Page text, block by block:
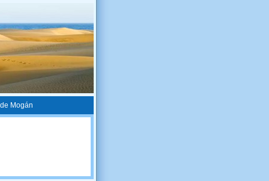
Mogán